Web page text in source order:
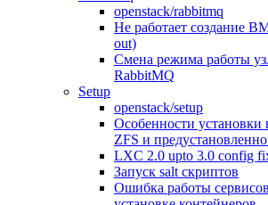
openstack/rabbitmq
Не работает создание
out)
Смена режима работы
RabbitMQ
Setup
openstack/setup
Особенности установки
ZFS и
LXC 2.0 upto 3.0 config
Запуск salt скриптов
Ошибка работы